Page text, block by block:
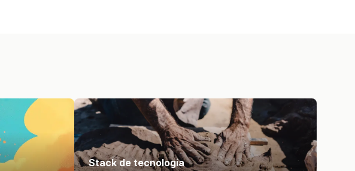
Stack de tecnologia